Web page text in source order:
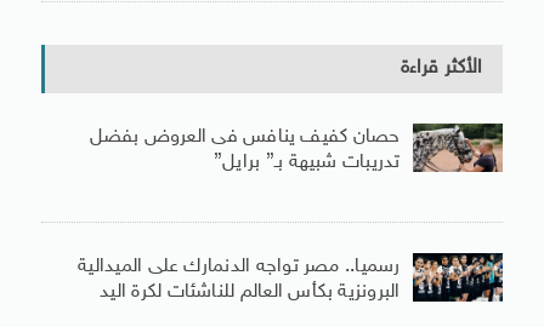
الأكثر قراءة
حصان كفيف ينافس فى العروض بفضل
تدريبات شبيهة بـ” برايل”
رسميا.. مصر تواجه الدنمارك على الميدالية
البرونزية بكأس العالم للناشئات لكرة اليد